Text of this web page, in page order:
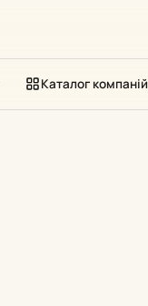
Каталог компаній